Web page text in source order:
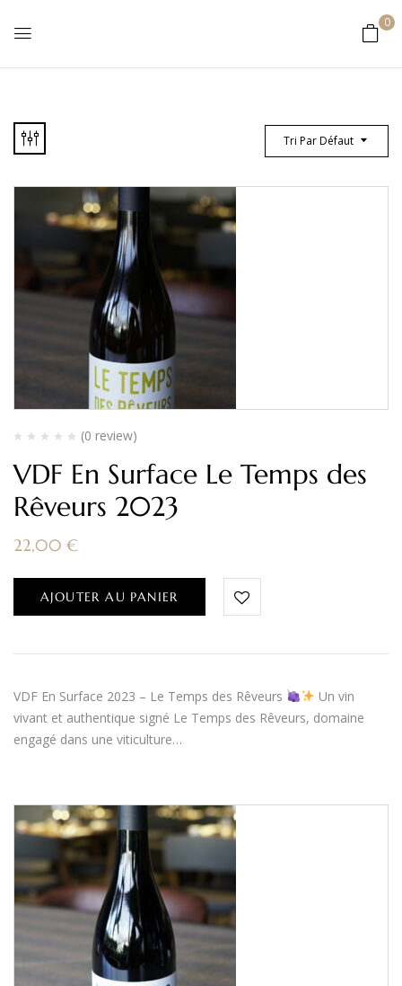
0
Tri Par Défaut
(0 review)
VDF En Surface Le Temps des
Rêveurs 2023
22,00 €
AJOUTER AU PANIER
VDF En Surface 2023 – Le Temps des Rêveurs
Un vin
vivant et authentique signé Le Temps des Rêveurs, domaine
engagé dans une viticulture…